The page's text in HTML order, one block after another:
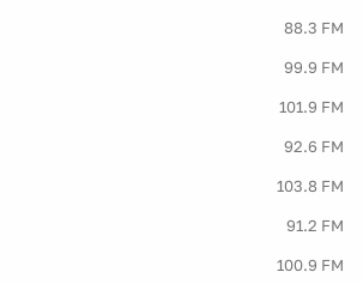
88.3 FM
99.9 FM
101.9 FM
92.6 FM
103.8 FM
91.2 FM
100.9 FM